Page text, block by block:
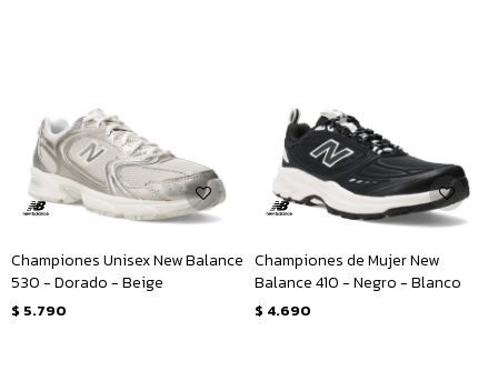
Championes Unisex New Balance
530 - Dorado - Beige
$ 5.790
Championes de Mujer New
Balance 410 - Negro - Blanco
$ 4.690